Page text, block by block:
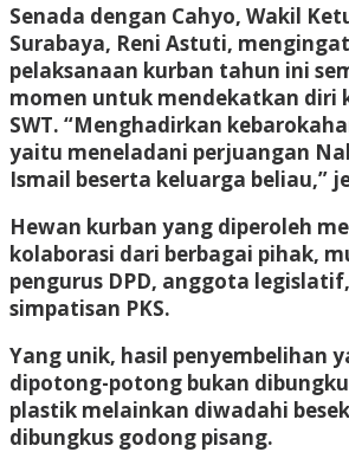
Senada dengan Cahyo, Wakil
Surabaya, Reni Astuti,
pelaksanaan kurban tahun ini
momen untuk mendekatkan diri
SWT. “Menghadirkan
yaitu meneladani perjuangan
Ismail beserta keluarga beliau,”
Hewan kurban yang diperoleh
kolaborasi dari berbagai pihak,
pengurus DPD, anggota
simpatisan PKS.
Yang unik, hasil penyembelihan
dipotong-potong bukan
plastik melainkan diwadahi
dibungkus godong pisang.